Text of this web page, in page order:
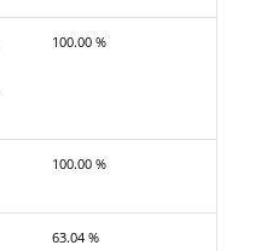
100.00 %
100.00 %
63.04 %